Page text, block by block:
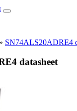
» SN74ALS20ADRE4
datasheet